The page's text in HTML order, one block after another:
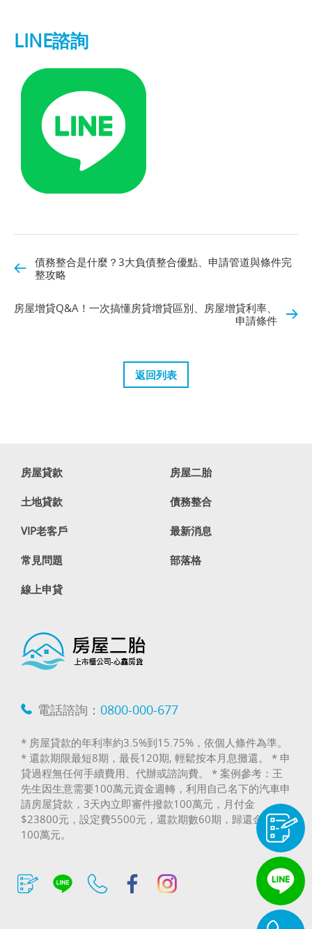
LINE諮詢
債務整合是什麼？3大負債整合優點、申請管道與條件完
整攻略
房屋增貸Q&A！一次搞懂房貸增貸區別、房屋增貸利率、
申請條件
返回列表
房屋貸款 房屋二胎
土地貸款 債務整合
VIP老客戶 最新消息
常見問題 部落格
線上申貸
電話諮詢： 0800-000-677
* 房屋貸款的年利率約3.5%到15.75%，依個人條件為準。
* 還款期限最短8期，最長120期, 輕鬆按本月息攤還。 * 申
貸過程無任何手續費用、代辦或諮詢費。 * 案例參考：王
先生因生意需要100萬元資金週轉，利用自己名下的汽車申
請房屋貸款，3天內立即審件撥款100萬元，月付金
$23800元，設定費5500元，還款期數60期，歸還金額
100萬元。